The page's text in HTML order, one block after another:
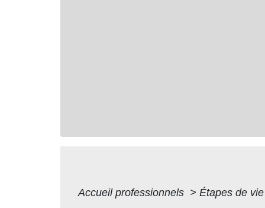
Accueil professionnels > Étapes de vie